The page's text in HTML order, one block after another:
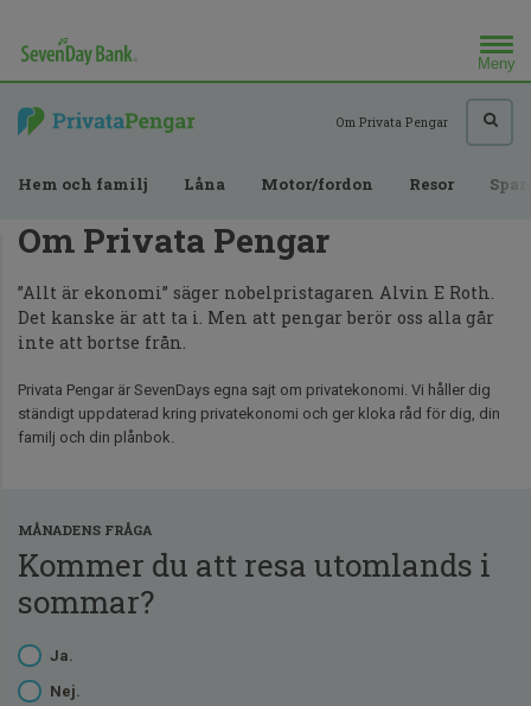
Meny
Om Privata Pengar
Sök
Hem och familj Låna Motor/fordon Resor
Om Privata Pengar
”Allt är ekonomi” säger nobelpristagaren Alvin E Roth.
Det kanske är att ta i. Men att pengar berör oss alla går
inte att bortse från.
Privata Pengar är SevenDays egna sajt om privatekonomi. Vi håller dig
ständigt uppdaterad kring privatekonomi och ger kloka råd för dig, din
familj och din plånbok.
Kommer du att resa utomlands i
sommar?
MÅNADENS FRÅGA
Ja.
Nej.